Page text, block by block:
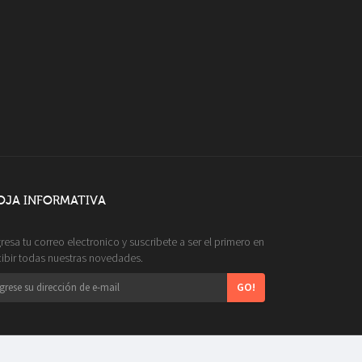
INFORMATIVA
tu correo electronico y suscribete a ser el primero en
todas nuestras novedades.
GO!